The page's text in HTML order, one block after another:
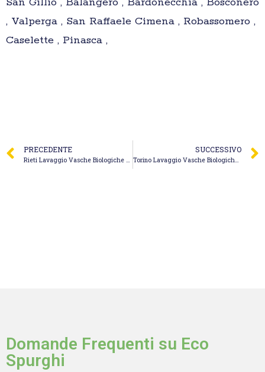
, Valperga , San Raffaele Cimena , Robassomero ,
Caselette , Pinasca ,
PRECEDENTE
Rieti Lavaggio Vasche Biologiche – Panitti Spurgo Fognature Autospurgo Panitti Claudio
SUCCESSIVO
Torino Lavaggio Vasche Biologiche – Alfi Impianti Idraulico
Domande Frequenti su Eco
Spurghi